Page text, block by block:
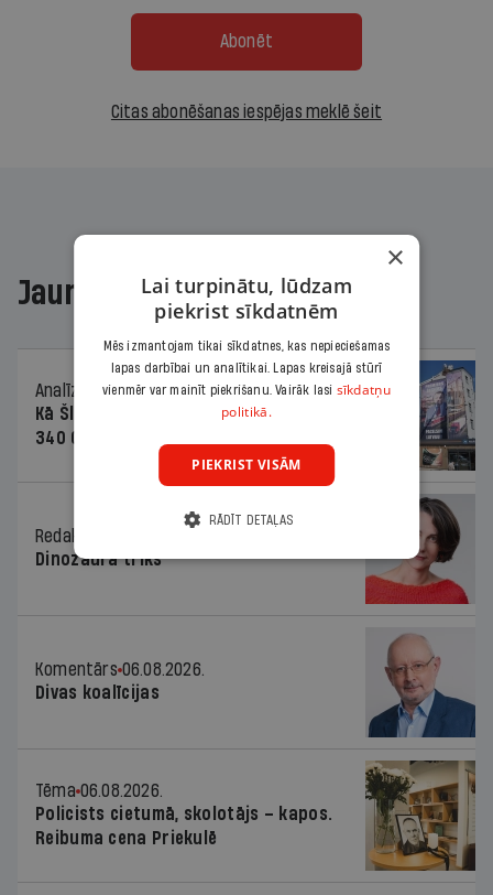
Abonēt
Citas abonēšanas iespējas meklē šeit
Jaunākajā žurnālā
Analīze
06.08.2026.
Kā Šlesera partija palika nesodīta par
340 000 vērtu reklāmas kampaņu
Redaktores sleja
Dinozaura triks
Komentārs 06.08.2026.
Divas koalīcijas
Tēma 06.08.2026.
Policists cietumā, skolotājs – kapos.
Reibuma cena Priekulē
×
Lai turpinātu, lūdzam
piekrist sīkdatnēm
Mēs izmantojam tikai sīkdatnes, kas nepieciešamas
lapas darbībai un analītikai. Lapas kreisajā stūrī
vienmēr var mainīt piekrišanu. Vairāk lasi sīkdatņu
politikā.
PIEKRIST VISĀM
RĀDĪT DETAĻAS